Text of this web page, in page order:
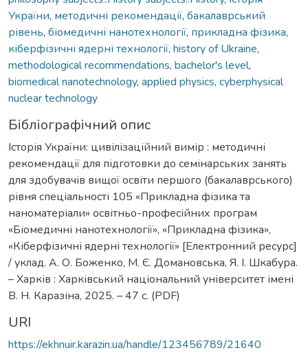
України, методичні рекомендації, бакалаврський
рівень, біомедичні нанотехнології, прикладна фізика,
кіберфізичні ядерні технології, history of Ukraine,
methodological recommendations, bachelor's level,
biomedical nanotechnology, applied physics, cyberphysical
nuclear technology
Бібліографічний опис
Історія України: цивілізаційний вимір : методичні
рекомендації для підготовки до семінарських занять
для здобувачів вищої освіти першого (бакалаврського)
рівня спеціальності 105 «Прикладна фізика та
наноматеріали» освітньо-професійних програм
«Біомедичні нанотехнології», «Прикладна фізика»,
«Кіберфізичні ядерні технології» [Електронний ресурс]
/ уклад. А. О. Боженко, М. Є. Домановська, Я. І. Шкабура.
– Харків : Харківський національний університет імені
В. Н. Каразіна, 2025. – 47 с. (PDF)
URI
https://ekhnuir.karazin.ua/handle/123456789/21640